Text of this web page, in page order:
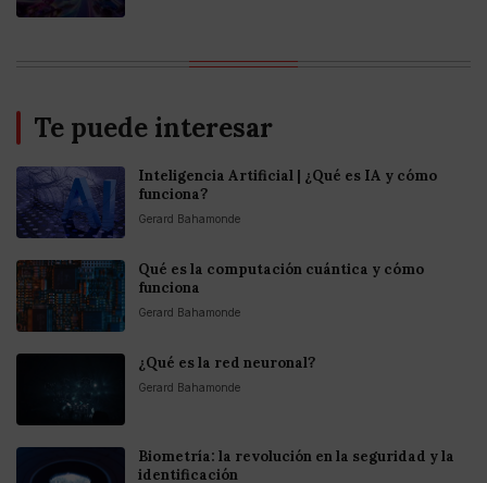
Te puede interesar
Inteligencia Artificial | ¿Qué es IA y cómo
funciona?
Gerard Bahamonde
Qué es la computación cuántica y cómo
funciona
Gerard Bahamonde
¿Qué es la red neuronal?
Gerard Bahamonde
Biometría: la revolución en la seguridad y la
identificación